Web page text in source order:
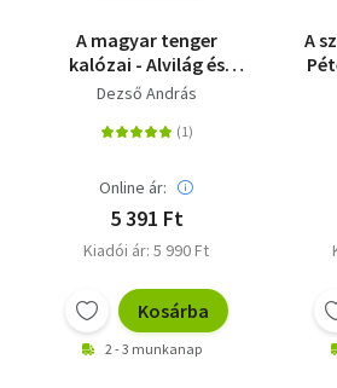
A magyar tenger
kalózai - Alvilág és
felvilág a Balaton
Dezső András
Online ár:
5 391 Ft
Kiadói ár: 5 990 Ft
Kosárba
2 - 3 munkanap
A